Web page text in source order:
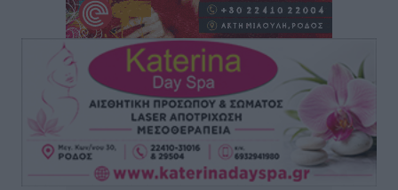
Κλεάνθης: Έτοιμες οι κάρτες διαρκείας της νέας
σεζόν
Αθλητικά πριν 6 ώρες
Ατρόμητος Διμυλιάς: Ο Μαργαρίτης και μία
αδιαπραγμάτευτη φιλοσοφία
Αθλητικά• πριν 6 ώρες